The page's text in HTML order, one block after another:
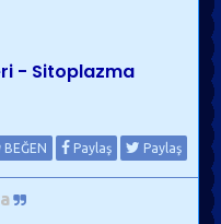
- Sitoplazma
BEĞEN Paylaş Paylaş